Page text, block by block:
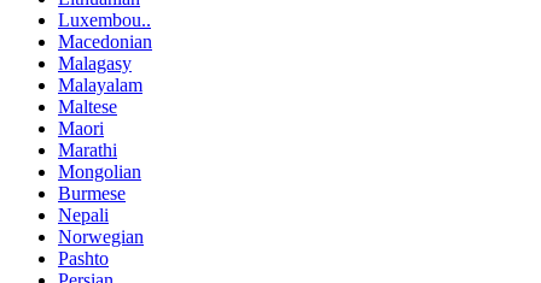
Luxembou..
Macedonian
Malagasy
Malayalam
Maltese
Maori
Marathi
Mongolian
Burmese
Nepali
Norwegian
Pashto